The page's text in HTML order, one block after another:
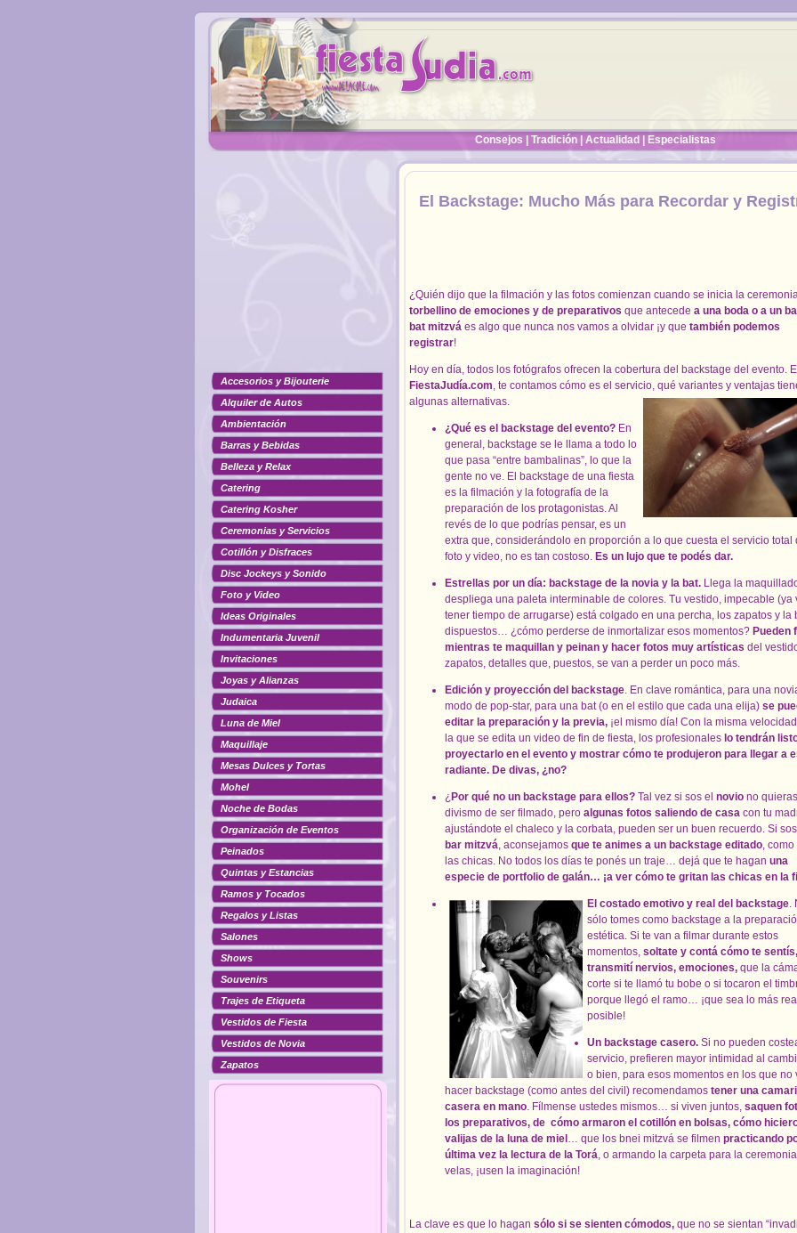
Consejos Tradición| Actualidad Especialistas
Accesorios y Bijouterie
Alquiler de Autos
Ambientación
Barras y Bebidas
Belleza y Relax
Catering
Catering Kosher
Ceremonias y Servicios
Cotillón y Disfraces
Disc Jockeys y Sonido
Foto y Video
Ideas Originales
Indumentaria Juvenil
Invitaciones
Joyas y Alianzas
Judaica
Luna de Miel
Maquillaje
Mesas Dulces y Tortas
Mohel
Noche de Bodas
Organización de Eventos
Peinados
Quintas y Estancias
Ramos y Tocados
Regalos y Listas
Salones
Shows
Souvenirs
Trajes de Etiqueta
Vestidos de Fiesta
Vestidos de Novia
Zapatos
El Backstage: Mucho Más para Recordar y
¿Quién dijo que la filmación y las fotos comienzan cuando se inicia la
torbellino de emociones y de preparativos que antecede a una boda o a un
bat mitzvá es algo que nunca nos vamos a olvidar ¡y que también podemos
registrar!
Hoy en día, todos los fotógrafos ofrecen la cobertura del backstage del evento.
FiestaJudía.com, te contamos cómo es el servicio, qué variantes y ventajas
algunas alternativas.
¿Qué es el backstage del evento? En
general, backstage se le llama a todo lo
que pasa “entre bambalinas”, lo que la
gente no ve. El backstage de una fiesta
es la filmación y la fotografía de la
preparación de los protagonistas. Al
revés de lo que podrías pensar, es un
extra que, considerándolo en proporción a lo que cuesta el servicio total
foto y video, no es tan costoso. Es un lujo que te podés dar.
Estrellas por un día: backstage de la novia y la bat. Llega la
despliega una paleta interminable de colores. Tu vestido, impecable (ya
tener tiempo de arrugarse) está colgado en una percha, los zapatos y la
dispuestos… ¿cómo perderse de inmortalizar esos momentos? Pueden
mientras te maquillan y peinan y hacer fotos muy artísticas del
zapatos, detalles que, puestos, se van a perder un poco más.
Edición y proyección del backstage. En clave romántica, para una
modo de pop-star, para una bat (o en el estilo que cada una elija) se
editar la preparación y la previa, ¡el mismo día! Con la misma
la que se edita un video de fin de fiesta, los profesionales lo tendrán
proyectarlo en el evento y mostrar cómo te produjeron para llegar a
radiante. De divas, ¿no?
¿Por qué no un backstage para ellos? Tal vez si sos el novio no
divismo de ser filmado, pero algunas fotos saliendo de casa con tu
ajustándote el chaleco y la corbata, pueden ser un buen recuerdo. Si
bar mitzvá, aconsejamos que te animes a un backstage editado,
las chicas. No todos los días te ponés un traje… dejá que te hagan una
especie de portfolio de galán… ¡a ver cómo te gritan las chicas en la
El costado emotivo y real del backstage.
sólo tomes como backstage a la
estética. Si te van a filmar durante estos
momentos, soltate y contá cómo te sentís,
transmití nervios, emociones, que la
corte si te llamó tu bobe o si tocaron el
porque llegó el ramo… ¡que sea lo más
posible!
Un backstage casero. Si no pueden
servicio, prefieren mayor intimidad al
o bien, para esos momentos en los que no
hacer backstage (como antes del civil) recomendamos tener una
casera en mano. Fílmense ustedes mismos… si viven juntos, saquen
los preparativos, de cómo armaron el cotillón en bolsas, cómo
valijas de la luna de miel … que los bnei mitzvá se filmen practicando
última vez la lectura de la Torá, o armando la carpeta para la
velas, ¡usen la imaginación!
La clave es que lo hagan sólo si se sienten cómodos, que no se sientan